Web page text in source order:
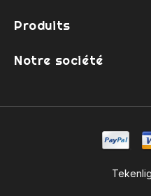
Produits
Notre société